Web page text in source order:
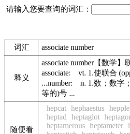
请输入您要查询的词汇：
词汇 associate number
释义
associate number【数学】
associate: vt. 1.使联合
...number: n. 1.数；数字
等的)号 ...
随便看
hepcat hephaestus
heptad
heptaglot
heptamerous heptameter